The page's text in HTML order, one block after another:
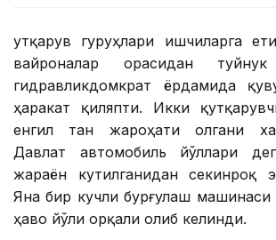
Қутқарув гуруҳлари ишчиларга
вайроналар орасидан
гидравликдомкрат ёрдамида
ҳаракат қиляпти. Икки
енгил тан жароҳати олгани
Давлат автомобиль йўллари
жараён кутилганидан секинроқ
Яна бир кучли бурғулаш
ҳаво йўли орқали олиб келинди.